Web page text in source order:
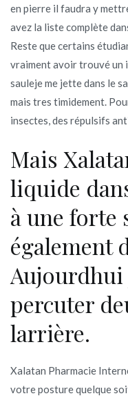
en pierre il faudra y
avez la liste complète
Reste que certains
vraiment avoir trouvé un
sauleje me jette dans le
mais tres timidement.
insectes, des répulsifs
Mais
liquide
à une forte
également
Aujourdhui
percuter
larrière.
Xalatan Pharmacie
votre posture quelque